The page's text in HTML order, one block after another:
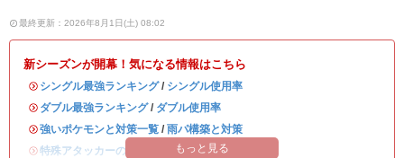
最終更新：2026年8月1日(土) 08:02
新シーズンが開幕！気になる情報はこちら
・ シングル最強ランキング/ シングル使用率
・ ダブル最強ランキング/ ダブル使用率
・強いポケモンと対策一覧 / 雨パ構築と対策
・特殊アタッカーのおすすめランキング
もっと見る